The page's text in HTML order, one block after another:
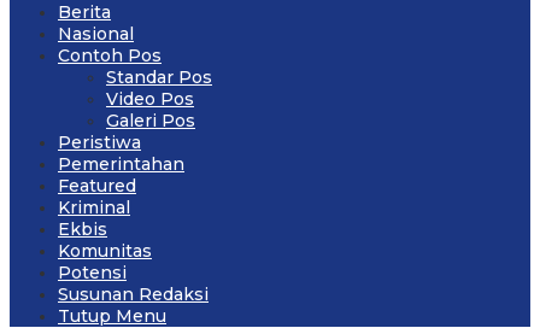
Berita
Nasional
Contoh Pos
Standar Pos
Video Pos
Galeri Pos
Peristiwa
Pemerintahan
Featured
Kriminal
Ekbis
Komunitas
Potensi
Susunan Redaksi
Tutup Menu